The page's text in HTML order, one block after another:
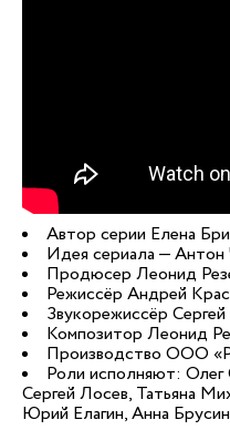
Автор серии Елена
Идея сериала —
Продюсер Леонид
Режиссёр Андрей
Звукорежиссёр
Композитор Леонид
Производство ООО
Роли исполняют: Олег
Сергей Лосев, Татьяна
Юрий Елагин, Анна